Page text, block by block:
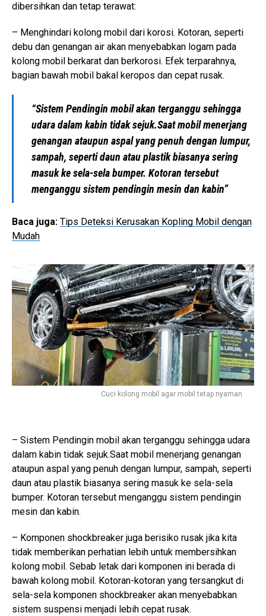
dibersihkan dan tetap terawat:
– Menghindari kolong mobil dari korosi. Kotoran, seperti
debu dan genangan air akan menyebabkan logam pada
kolong mobil berkarat dan berkorosi. Efek terparahnya,
bagian bawah mobil bakal keropos dan cepat rusak.
“Sistem Pendingin mobil akan terganggu sehingga
udara dalam kabin tidak sejuk.Saat mobil menerjang
genangan ataupun aspal yang penuh dengan lumpur,
sampah, seperti daun atau plastik biasanya sering
masuk ke sela-sela bumper. Kotoran tersebut
menganggu sistem pendingin mesin dan kabin”
Baca juga: Tips Deteksi Kerusakan Kopling Mobil dengan
Mudah
Cuci kolong mobil agar mobil tetap nyaman
– Sistem Pendingin mobil akan terganggu sehingga udara
dalam kabin tidak sejuk.Saat mobil menerjang genangan
ataupun aspal yang penuh dengan lumpur, sampah, seperti
daun atau plastik biasanya sering masuk ke sela-sela
bumper. Kotoran tersebut menganggu sistem pendingin
mesin dan kabin.
– Komponen shockbreaker juga berisiko rusak jika kita
tidak memberikan perhatian lebih untuk membersihkan
kolong mobil. Sebab letak dari komponen ini berada di
bawah kolong mobil. Kotoran-kotoran yang tersangkut di
sela-sela komponen shockbreaker akan menyebabkan
sistem suspensi menjadi lebih cepat rusak.